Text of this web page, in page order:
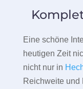
Eine schöne
heutigen Zeit
nicht nur in
Reichweite und